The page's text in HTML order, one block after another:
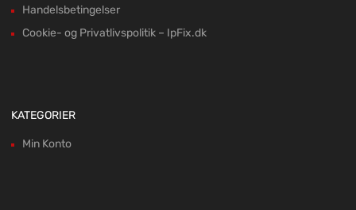
Handelsbetingelser
Cookie- og Privatlivspolitik – IpFix.dk
KATEGORIER
Min Konto